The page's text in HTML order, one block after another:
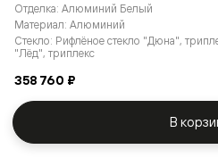
Отделка: Алюминий Белый
Материал: Алюминий
Стекло: Рифлёное стекло "Дюна",
"Лёд", триплекс
358 760 ₽
В